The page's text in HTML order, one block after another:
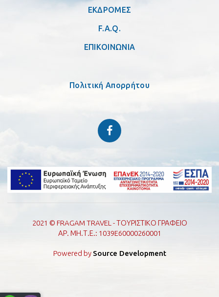
ΕΚΔΡΟΜΕΣ
F.A.Q.
ΕΠΙΚΟΙΝΩΝΙΑ
Πολιτική Απορρήτου
2021 © FRAGAM TRAVEL - ΤΟΥΡΙΣΤΙΚΟ ΓΡΑΦΕΙΟ
ΑΡ. ΜΗ.Τ.Ε.: 1039E60000260001
Powered by Source Development